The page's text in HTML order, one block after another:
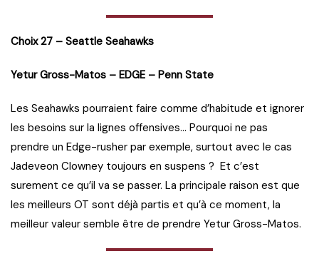
Choix 27 – Seattle Seahawks
Yetur Gross-Matos – EDGE – Penn State
Les Seahawks pourraient faire comme d’habitude et ignorer
les besoins sur la lignes offensives… Pourquoi ne pas
prendre un Edge-rusher par exemple, surtout avec le cas
Jadeveon Clowney toujours en suspens ? Et c’est
surement ce qu’il va se passer. La principale raison est que
les meilleurs OT sont déjà partis et qu’à ce moment, la
meilleur valeur semble être de prendre Yetur Gross-Matos.